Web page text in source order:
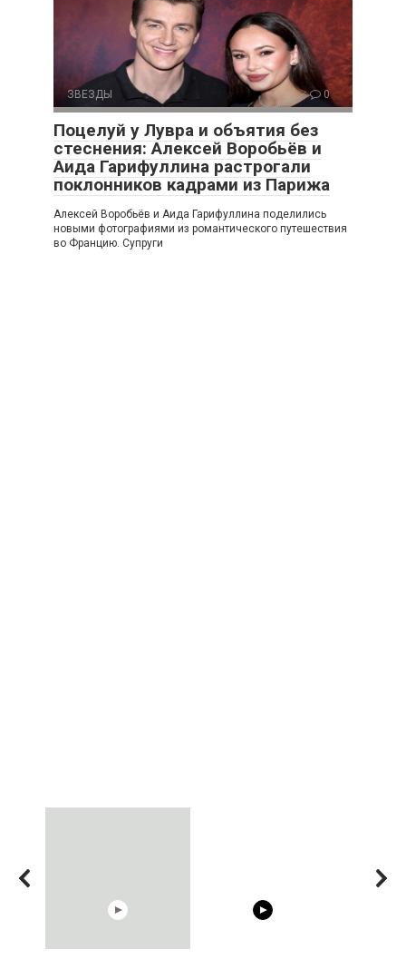
ЗВЕЗДЫ 0
Поцелуй у Лувра и объятия без
стеснения: Алексей Воробьёв и
Аида Гарифуллина растрогали
поклонников кадрами из Парижа
Алексей Воробьёв и Аида Гарифуллина поделились
новыми фотографиями из романтического путешествия
во Францию. Супруги